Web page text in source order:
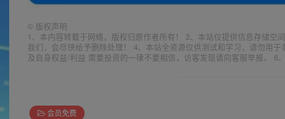
© 版权声明
1、本内容转载于网络，版权归原作者所有！ 2、本站仅提供信息存储
我们，会尽快给予删除处理！ 4、本站全资源仅供测试和学习，请勿用
及自身权益/利益 需要投资的一律不要相信，访客发现请向客服举报。
会员免费